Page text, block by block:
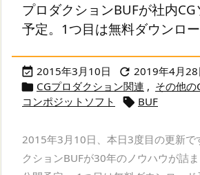
プロダクションBUFが社内
予定。1つ目は無料ダウンロ
 2015年3月10日  2019年4月28
 CGプロダクション関連 , その他の
コンポジットソフト
 BUF
2015年3月10日、本日3度目の更新で
クションBUFが30年のノウハウが詰